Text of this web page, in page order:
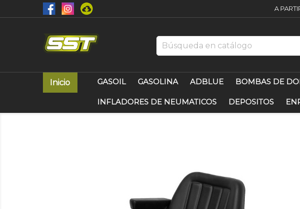
A
Inicio GASOIL GASOLINA ADBLUE BOMBAS DE
INFLADORES DE NEUMATICOS DEPOSITOS